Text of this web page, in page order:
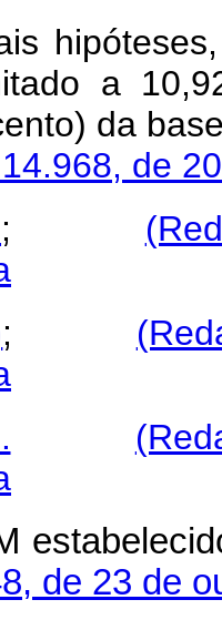
a
da
de
;
;
de 23 de